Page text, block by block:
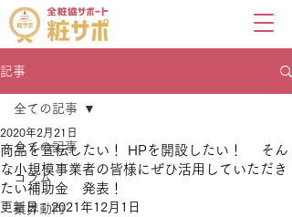
記事
全ての記事
コラム
業界動向
全ての記事
商品を宣伝したい！ HPを開設したい！ そん
な小規模事業者の皆様にぜひ活用していただき
たい補助金 発表！
2020年2月21日
更新日：2021年12月1日